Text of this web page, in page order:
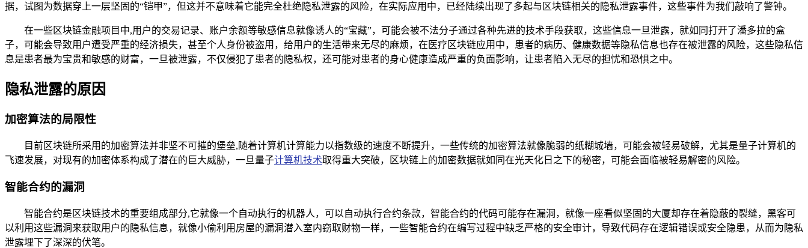
据，试图为数据穿上一层坚固的“铠甲”，但这并不意味着它能完全杜绝隐私泄露的风险，在实际应用中，已经陆续出现了多起与区块链相关的隐私泄露事件，这些事件为我们敲响了警钟。
在一些区块链金融项目中,用户的交易记录、账户余额等敏感信息就像诱人的“宝藏”，可能会被不法分子通过各种先进的技术手段获取，这些信息一旦泄露，就如同打开了潘多拉的盒
子，可能会导致用户遭受严重的经济损失，甚至个人身份被盗用，给用户的生活带来无尽的麻烦，在医疗区块链应用中，患者的病历、健康数据等隐私信息也存在被泄露的风险，这些隐私信
息是患者最为宝贵和敏感的财富，一旦被泄露，不仅侵犯了患者的隐私权，还可能对患者的身心健康造成严重的负面影响，让患者陷入无尽的担忧和恐惧之中。
隐私泄露的原因
加密算法的局限性
目前区块链所采用的加密算法并非坚不可摧的堡垒,随着计算机计算能力以指数级的速度不断提升，一些传统的加密算法就像脆弱的纸糊城墙，可能会被轻易破解，尤其是量子计算机的
飞速发展，对现有的加密体系构成了潜在的巨大威胁，一旦量子计算机技术取得重大突破，区块链上的加密数据就如同在光天化日之下的秘密，可能会面临被轻易解密的风险。
智能合约的漏洞
智能合约是区块链技术的重要组成部分,它就像一个自动执行的机器人，可以自动执行合约条款，智能合约的代码可能存在漏洞，就像一座看似坚固的大厦却存在着隐蔽的裂缝，黑客可
以利用这些漏洞来获取用户的隐私信息，就像小偷利用房屋的漏洞潜入室内窃取财物一样，一些智能合约在编写过程中缺乏严格的安全审计，导致代码存在逻辑错误或安全隐患，从而为隐私
泄露埋下了深深的伏笔。